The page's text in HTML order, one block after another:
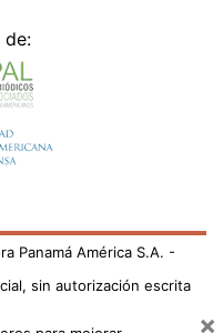
de:
Panamá América S.A. -
sin autorización escrita
×